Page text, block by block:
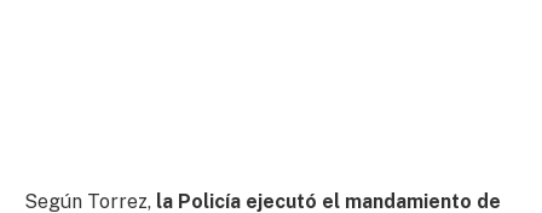
Según Torrez, la Policía ejecutó el mandamiento de